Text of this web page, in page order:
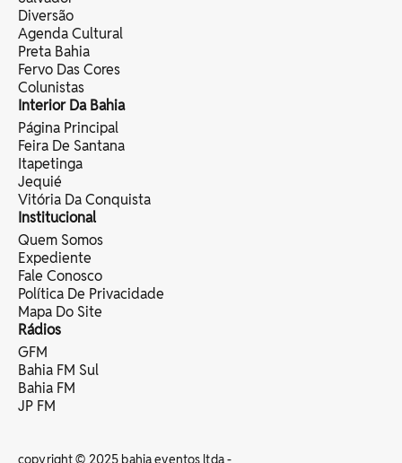
Diversão
Agenda Cultural
Preta Bahia
Fervo Das Cores
Colunistas
Interior Da Bahia
Página Principal
Feira De Santana
Itapetinga
Jequié
Vitória Da Conquista
Institucional
Quem Somos
Expediente
Fale Conosco
Política De Privacidade
Mapa Do Site
Rádios
GFM
Bahia FM Sul
Bahia FM
JP FM
copyright © 2025 bahia eventos ltda -